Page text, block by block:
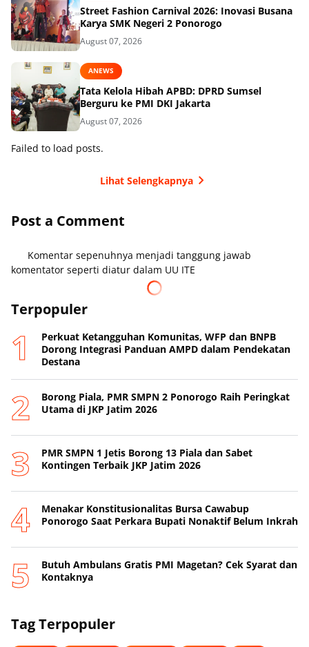
Street Fashion Carnival 2026: Inovasi Busana
Karya SMK Negeri 2 Ponorogo
August 07, 2026
ANEWS
Tata Kelola Hibah APBD: DPRD Sumsel
Berguru ke PMI DKI Jakarta
August 07, 2026
Failed to load posts.
Lihat Selengkapnya
Post a Comment
Komentar sepenuhnya menjadi tanggung jawab
komentator seperti diatur dalam UU ITE
Terpopuler
Perkuat Ketangguhan Komunitas, WFP dan BNPB
Dorong Integrasi Panduan AMPD dalam Pendekatan
Destana
Borong Piala, PMR SMPN 2 Ponorogo Raih Peringkat
Utama di JKP Jatim 2026
PMR SMPN 1 Jetis Borong 13 Piala dan Sabet
Kontingen Terbaik JKP Jatim 2026
Menakar Konstitusionalitas Bursa Cawabup
Ponorogo Saat Perkara Bupati Nonaktif Belum Inkrah
Butuh Ambulans Gratis PMI Magetan? Cek Syarat dan
Kontaknya
Tag Terpopuler